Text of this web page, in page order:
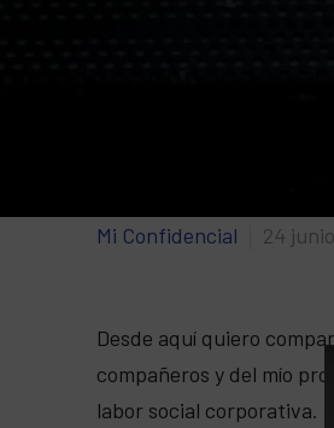
Mi Confidencial 24
Desde aquí quiero
compañeros y del mío
labor social corporativa.